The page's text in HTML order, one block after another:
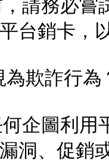
請務必嘗
台銷卡，
欺詐行為
企圖利用
洞、促銷